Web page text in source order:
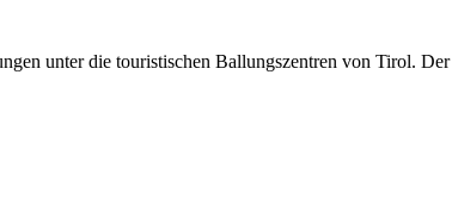
unter die touristischen Ballungszentren von Tirol. Der